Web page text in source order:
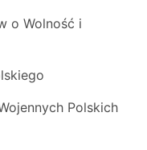
o Wolność i
Polskich